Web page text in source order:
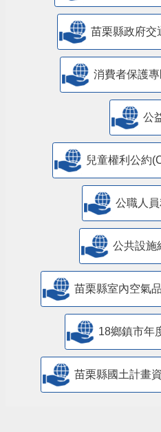
苗栗縣政府交
消費者保護專
公
兒童權利公約
公職人
公共設施
苗栗縣室內空氣
18鄉鎮市年
苗栗縣國土計畫